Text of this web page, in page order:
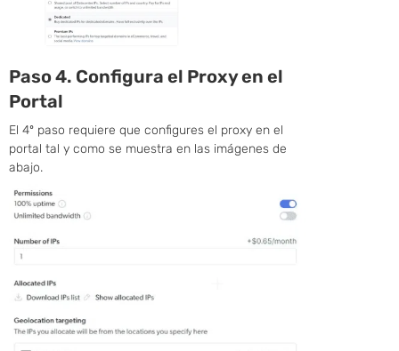
Paso 4. Configura el Proxy en el
Portal
El 4º paso requiere que configures el proxy en el
portal tal y como se muestra en las imágenes de
abajo.